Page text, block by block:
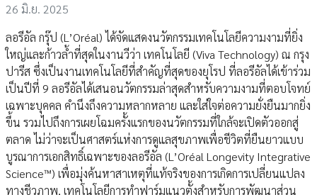
26 มิ.ย. 2025
ลอรีอัล กรุ๊ป (L’Oréal) ได้จัดแสดงนวัตกรรมเทคโนโลยีความงามที่ยิ่ง
ใหญ่และก้าวล้ำที่สุดในงานวีว่า เทคโนโลยี (Viva Technology) ณ กรุง
ปารีส ซึ่งเป็นงานเทคโนโลยีที่สำคัญที่สุดของยุโรป ที่ลอรีอัลได้เข้าร่วม
เป็นปีที่ 9 ลอรีอัลได้เสนอนวัตกรรมล่าสุดสำหรับความงามที่ตอบโจทย์
เฉพาะบุคคล คำนึงถึงความหลากหลาย และใส่ใจต่อความยั่งยืนมากยิ่ง
ขึ้น รวมไปถึงการเผยโฉมครั้งแรกของนวัตกรรมที่ใกล้จะเปิดตัวออกสู่
ตลาด ไม่ว่าจะเป็นศาสตร์แห่งการดูแลสุขภาพเพื่อชีวิตที่ยืนยาวแบบ
บูรณาการเอกสิทธิ์เฉพาะของลอรีอัล (L’Oréal Longevity Integrative
Science™) เพื่อมุ่งค้นหาสาเหตุที่แท้จริงของการเกิดการเปลี่ยนแปลง
ทางชีวภาพ, เทคโนโลยีการทำฟาร์มแนวตั้งสำหรับการพัฒนาส่วน